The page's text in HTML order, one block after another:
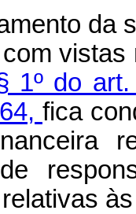
da
1º do
fica